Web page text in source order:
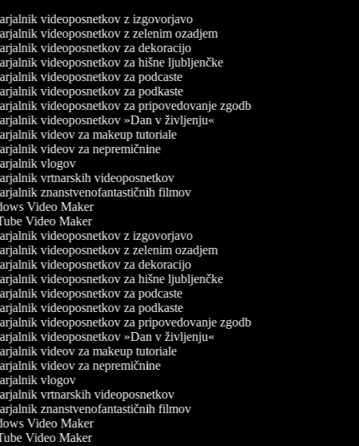
videoposnetkov z izgovorjavo
videoposnetkov z zelenim ozadjem
videoposnetkov za dekoracijo
videoposnetkov za hišne ljubljenčke
videoposnetkov za podcaste
videoposnetkov za podkaste
videoposnetkov za pripovedovanje zgodb
videoposnetkov »Dan v življenju«
videov za makeup tutoriale
videov za nepremičnine
vlogov
vrtnarskih videoposnetkov
znanstvenofantastičnih filmov
Video Maker
Video Maker
videoposnetkov z izgovorjavo
videoposnetkov z zelenim ozadjem
videoposnetkov za dekoracijo
videoposnetkov za hišne ljubljenčke
videoposnetkov za podcaste
videoposnetkov za podkaste
videoposnetkov za pripovedovanje zgodb
videoposnetkov »Dan v življenju«
videov za makeup tutoriale
videov za nepremičnine
vlogov
vrtnarskih videoposnetkov
znanstvenofantastičnih filmov
Video Maker
Video Maker